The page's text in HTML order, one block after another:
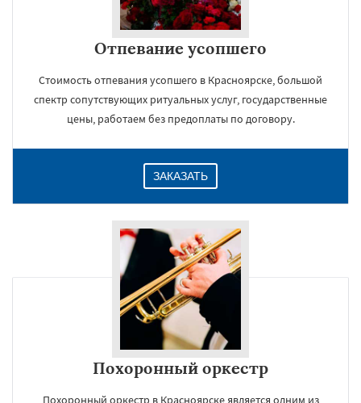
Отпевание усопшего
Стоимость отпевания усопшего в Красноярске, большой
спектр сопутствующих ритуальных услуг, государственные
цены, работаем без предоплаты по договору.
ЗАКАЗАТЬ
Похоронный оркестр
Похоронный оркестр в Красноярске является одним из